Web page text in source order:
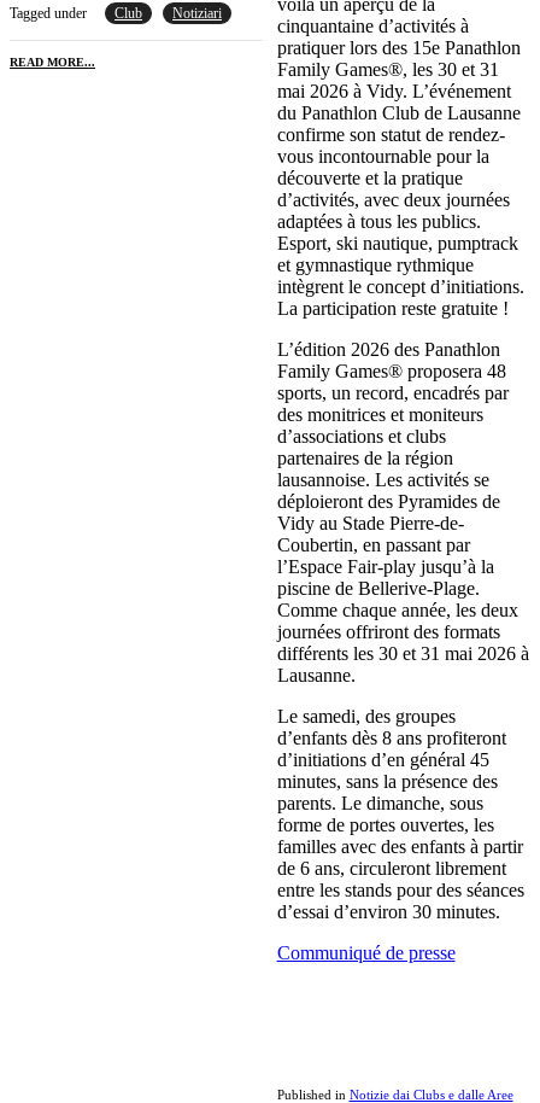
Tagged under Club Notiziari
READ MORE...
cinquantaine d’activités à
pratiquer lors des 15e Panathlon
Family Games®, les 30 et 31
mai 2026 à Vidy. L’événement
du Panathlon Club de Lausanne
confirme son statut de rendez-
vous incontournable pour la
découverte et la pratique
d’activités, avec deux journées
adaptées à tous les publics.
Esport, ski nautique, pumptrack
et gymnastique rythmique
intègrent le concept d’initiations.
La participation reste gratuite !
L’édition 2026 des Panathlon
Family Games® proposera 48
sports, un record, encadrés par
des monitrices et moniteurs
d’associations et clubs
partenaires de la région
lausannoise. Les activités se
déploieront des Pyramides de
Vidy au Stade Pierre-de-
Coubertin, en passant par
l’Espace Fair-play jusqu’à la
piscine de Bellerive-Plage.
Comme chaque année, les deux
journées offriront des formats
différents les 30 et 31 mai 2026 à
Lausanne.
Le samedi, des groupes
d’enfants dès 8 ans profiteront
d’initiations d’en général 45
minutes, sans la présence des
parents. Le dimanche, sous
forme de portes ouvertes, les
familles avec des enfants à partir
de 6 ans, circuleront librement
entre les stands pour des séances
d’essai d’environ 30 minutes.
Communiqué de presse
Published in Notizie dai Clubs e dalle Aree